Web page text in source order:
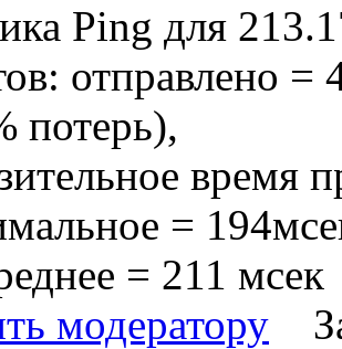
Ping для
отправлено =
потерь),
время
=
= 211 мсек
модератору